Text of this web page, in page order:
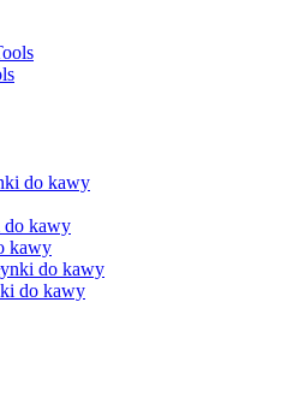
do kawy
kawy
do kawy